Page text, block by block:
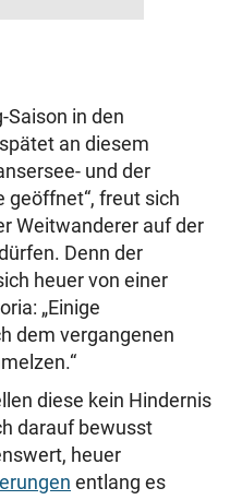
in den
an diesem
und der
geöffnet“, freut sich
Weitwanderer auf der
Denn der
heuer von einer
„Einige
dem vergangenen
diese kein Hindernis
darauf bewusst
heuer
entlang es